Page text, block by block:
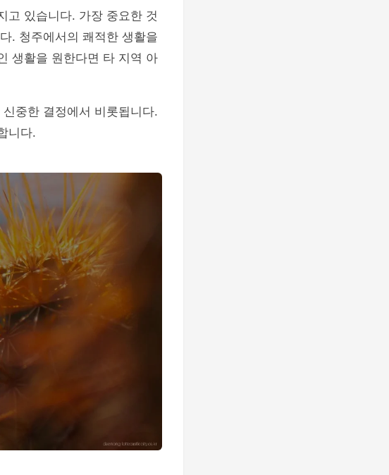
고 있습니다. 가장 중요한 것
. 청주에서의 쾌적한 생활을
생활을 원한다면 타 지역 아
중한 결정에서 비롯됩니다.
니다.